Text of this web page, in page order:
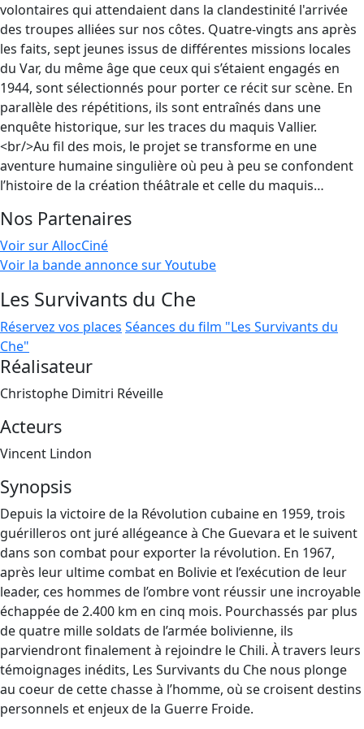
volontaires qui attendaient dans la clandestinité l'arrivée
des troupes alliées sur nos côtes. Quatre-vingts ans après
les faits, sept jeunes issus de différentes missions locales
du Var, du même âge que ceux qui s’étaient engagés en
1944, sont sélectionnés pour porter ce récit sur scène. En
parallèle des répétitions, ils sont entraînés dans une
enquête historique, sur les traces du maquis Vallier.
<br/>Au fil des mois, le projet se transforme en une
aventure humaine singulière où peu à peu se confondent
l’histoire de la création théâtrale et celle du maquis…
Nos Partenaires
Voir sur AllocCiné
Voir la bande annonce sur Youtube
Les Survivants du Che
Réservez vos places Séances du film "Les Survivants du
Che"
Réalisateur
Christophe Dimitri Réveille
Acteurs
Vincent Lindon
Synopsis
Depuis la victoire de la Révolution cubaine en 1959, trois
guérilleros ont juré allégeance à Che Guevara et le suivent
dans son combat pour exporter la révolution. En 1967,
après leur ultime combat en Bolivie et l’exécution de leur
leader, ces hommes de l’ombre vont réussir une incroyable
échappée de 2.400 km en cinq mois. Pourchassés par plus
de quatre mille soldats de l’armée bolivienne, ils
parviendront finalement à rejoindre le Chili. À travers leurs
témoignages inédits, Les Survivants du Che nous plonge
au coeur de cette chasse à l’homme, où se croisent destins
personnels et enjeux de la Guerre Froide.